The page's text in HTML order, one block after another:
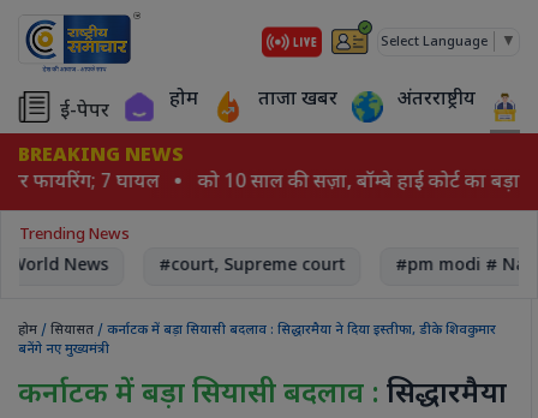
Select Language ▼
ई-पेपर होम ताजा खबर अंतरराष्ट्रीय
BREAKING NEWS
पर फायरिंग; 7 घायल
को 10 साल की सज़ा, बॉम्बे हाई कोर्ट का बड़ा
Trending News
World News #court, Supreme court #pm modi #
होम / सियासत / कर्नाटक में बड़ा सियासी बदलाव : सिद्धारमैया ने दिया इस्तीफा, डीके शिवकुमार
बनेंगे नए मुख्यमंत्री
कर्नाटक में बड़ा सियासी बदलाव : सिद्धारमैया